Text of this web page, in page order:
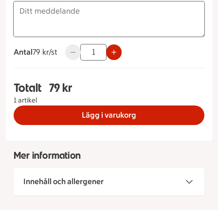
Antal
79 kronor styck
79 kr/st Använd knapparna för att minska eller
Totalt
1 artikel
Totalt 1 stycken Räkmacka, 79 kronor
79 kr
Lägg i varukorg
Mer information
Innehåll och allergener